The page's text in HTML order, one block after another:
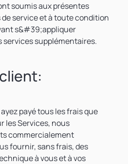
soumis aux présentes
service et à toute condition
s&#39;appliquer
services supplémentaires.
payé tous les frais que
les Services, nous
commercialement
fournir, sans frais, des
à vous et à vos